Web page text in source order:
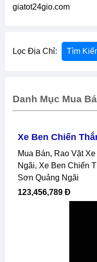
giatot24gio.com
Lọc Địa Chỉ: Tìm
Danh Mục Mua
Xe Ben Chiến
Mua Bán, Rao Vặt Xe Tải Cũ Bình Sơn Quảng
Ngãi, Xe Ben Chiến
Sơn Quảng Ngãi
123,456,789 Đ